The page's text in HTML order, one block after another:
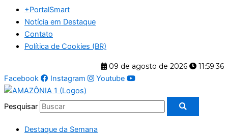
+PortalSmart
Notícia em Destaque
Contato
Política de Cookies (BR)
09 de agosto de 2026
11:59:36
Facebook
Instagram Youtube
Pesquisar
Destaque da Semana